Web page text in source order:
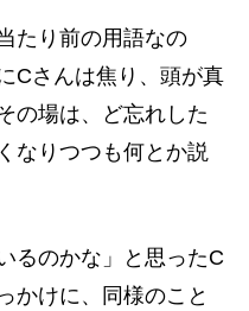
たり前の用語なの
Cさんは焦り、頭が真
の場は、ど忘れした
なりつつも何とか説
るのかな」と思ったC
かけに、同様のこと